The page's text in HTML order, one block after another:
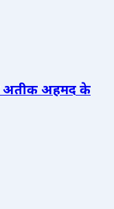
अतीक अहमद के